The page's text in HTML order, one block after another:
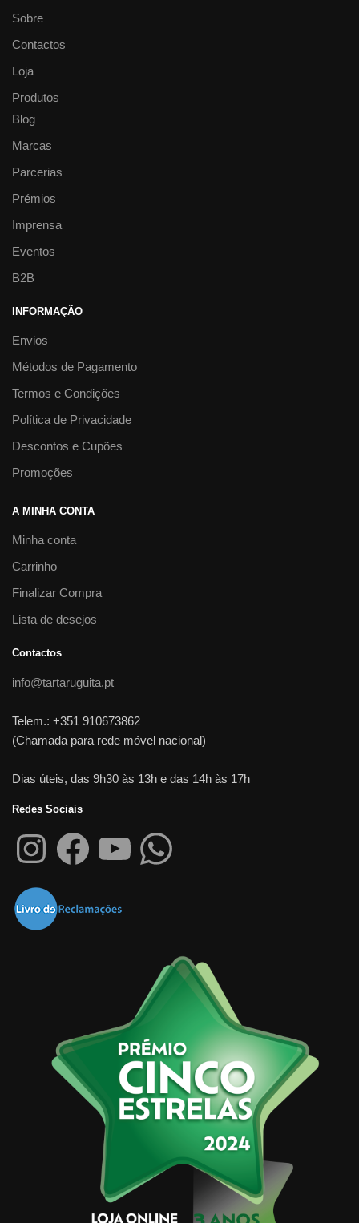
Sobre
Contactos
Loja
Produtos
Blog
Marcas
Parcerias
Prémios
Imprensa
Eventos
B2B
INFORMAÇÃO
Envios
Métodos de Pagamento
Termos e Condições
Política de Privacidade
Descontos e Cupões
Promoções
A MINHA CONTA
Minha conta
Carrinho
Finalizar Compra
Lista de desejos
Contactos
info@tartaruguita.pt
Telem.: +351 910673862
(Chamada para rede móvel nacional)
Dias úteis, das 9h30 às 13h e das 14h às 17h
Redes Sociais